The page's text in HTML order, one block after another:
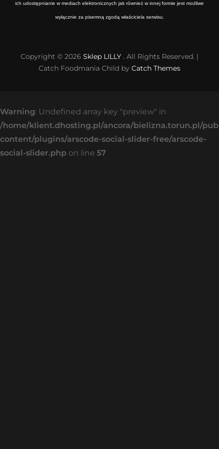
ich udostępnianie w mediach elektronicznych jak również w innej formie jest możliwe
wyłącznie za pisemną zgodą właściciela serwisu.
Copyright © 2026 Sklep LILLY . All Rights Reserved. |
Catch Foodmania Child by Catch Themes
Warning: Undefined array key "preview" in
/home/klient.dhosting.pl/ancora/bielizna.torun.pl/
content/plugins/arscode-social-slider-free/arscode-
social-slider.php on line 57